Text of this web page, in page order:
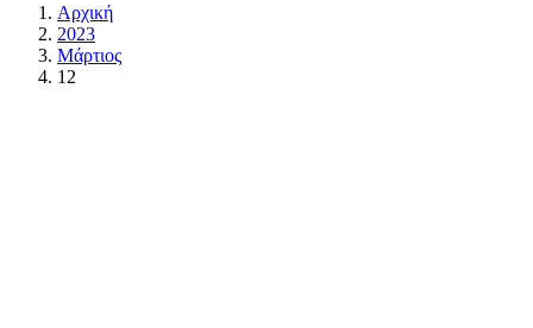
Αρχική
2023
Μάρτιος
12